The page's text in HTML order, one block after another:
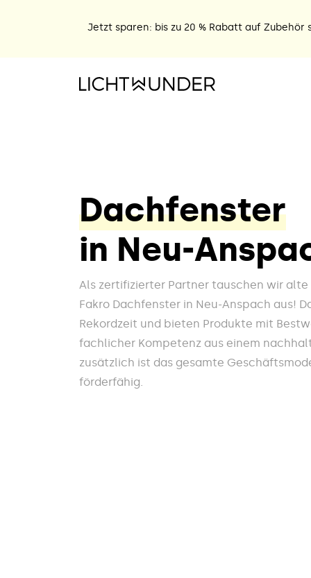
Jetzt sparen: bis zu 20 % Rabatt auf
Dachfenster
in Neu-
Als zertifizierter Partner tauschen wir alte
Fakro Dachfenster in Neu-Anspach aus!
Rekordzeit und bieten Produkte mit
fachlicher Kompetenz aus einem
zusätzlich ist das gesamte
förderfähig.